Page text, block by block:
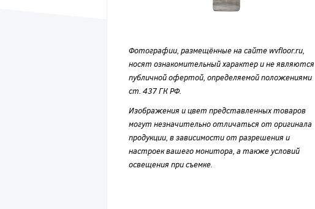
Фотографии, размещённые на сайте wvfloor.ru,
носят ознакомительный характер и не являются
публичной офертой, определяемой положениями
ст. 437 ГК РФ.
Изображения и цвет представленных товаров
могут незначительно отличаться от оригинала
продукции, в зависимости от разрешения и
настроек вашего монитора, а также условий
освещения при съемке.